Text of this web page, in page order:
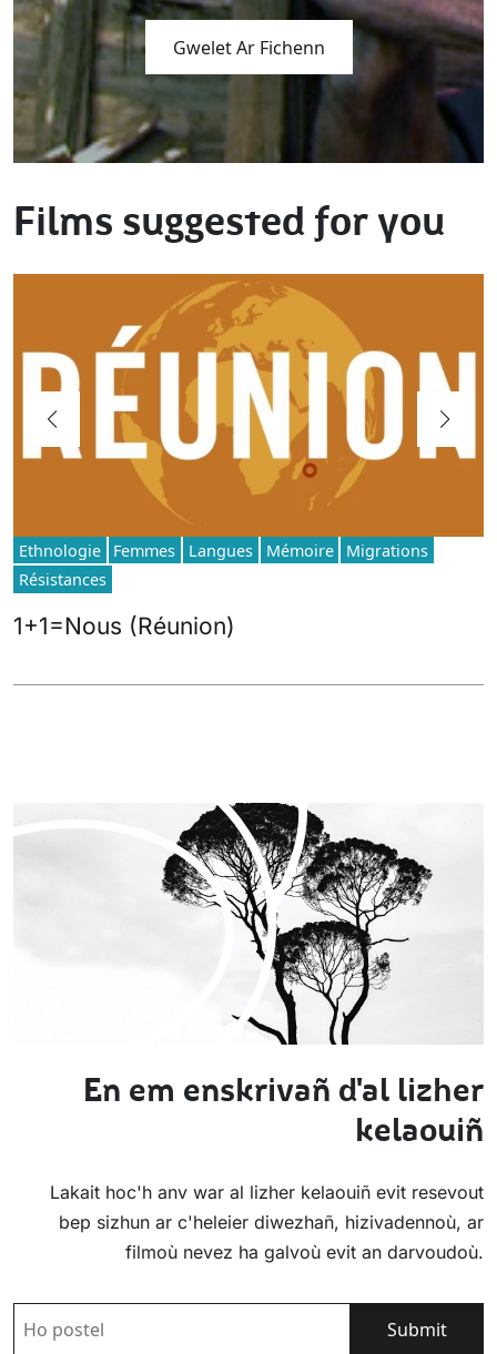
Gwelet Ar Fichenn
Films suggested for you
Ethnologie Femmes Langues Mémoire
Migrations
Résistances
1+1=Nous (Réunion)
En em enskrivañ d'al lizher
kelaouiñ
Lakait hoc'h anv war al lizher kelaouiñ evit resevout
bep sizhun ar c'heleier diwezhañ, hizivadennoù, ar
filmoù nevez ha galvoù evit an darvoudoù.
POSTEL